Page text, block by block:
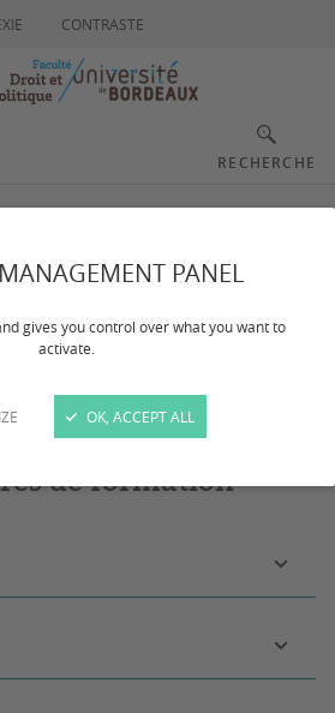
PANEL
gives you control over what you want to
activate.
OK, ACCEPT ALL
CONTRASTE
RECHERCHE
Bureau Master
07/2026
Master:Claudine Garcia
de formation